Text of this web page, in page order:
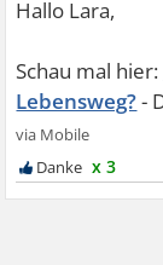
Lebensweg?
x 3